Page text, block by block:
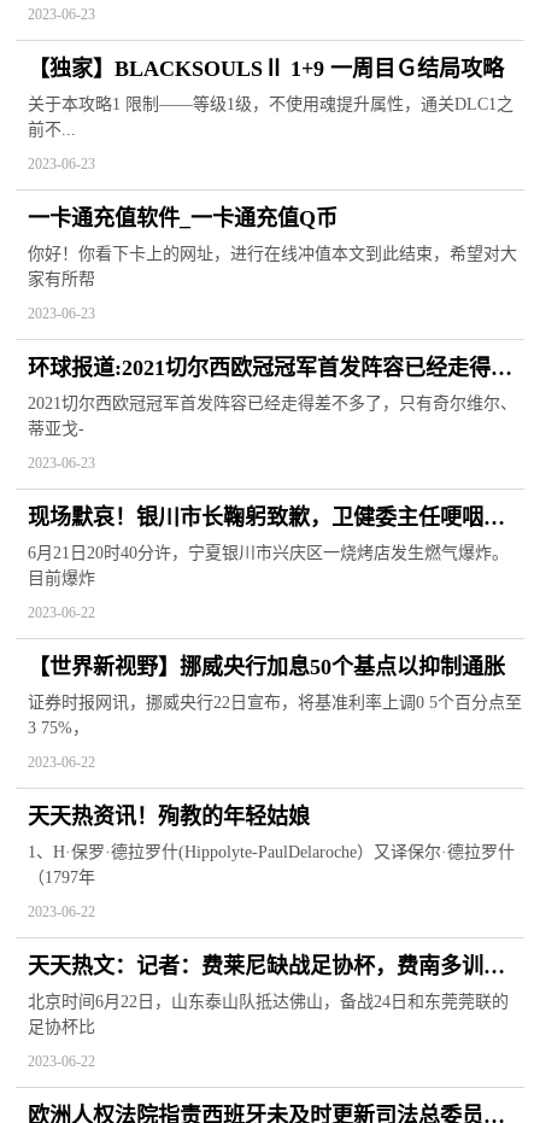
2023-06-23
【独家】BLACKSOULSⅡ 1+9 一周目Ｇ结局攻略
关于本攻略1 限制——等级1级，不使用魂提升属性，通关DLC1之
前不...
2023-06-23
一卡通充值软件_一卡通充值Q币
你好！你看下卡上的网址，进行在线冲值本文到此结束，希望对大
家有所帮
2023-06-23
环球报道:2021切尔西欧冠冠军首发阵容已经走得差
不多了，...
2021切尔西欧冠冠军首发阵容已经走得差不多了，只有奇尔维尔、
蒂亚戈-
2023-06-23
现场默哀！银川市长鞠躬致歉，卫健委主任哽咽通
报医疗救治情况…-短讯
6月21日20时40分许，宁夏银川市兴庆区一烧烤店发生燃气爆炸。
目前爆炸
2023-06-22
【世界新视野】挪威央行加息50个基点以抑制通胀
证券时报网讯，挪威央行22日宣布，将基准利率上调0 5个百分点至
3 75%，
2023-06-22
天天热资讯！殉教的年轻姑娘
1、H·保罗·德拉罗什(Hippolyte-PaulDelaroche）又译保尔·德拉罗什
（1797年
2023-06-22
天天热文：记者：费莱尼缺战足协杯，费南多训练
赛奔跑积极身体状况好转
北京时间6月22日，山东泰山队抵达佛山，备战24日和东莞莞联的
足协杯比
2023-06-22
欧洲人权法院指责西班牙未及时更新司法总委员会